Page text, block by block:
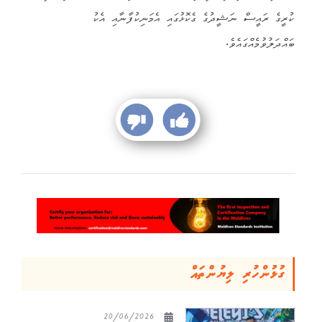
ކުރީގެ ރައީސް ނަޝީދުގެ ގެކޮޅުގައި އެމަނިކުފާނާއި އެކު
ބައްދަލުވުމެއްގައެވެ.
ގުޅުންހުރި ލިޔުންތައް